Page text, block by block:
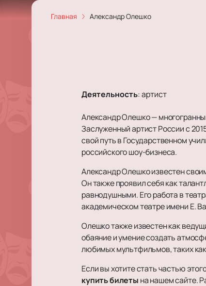
Главная Александр Олешко
Деятельность:артист
Александр Олешко —
Заслуженный артист России с
свой путь в Государственном
российского шоу-бизнеса.
Александр Олешко известен
Он также проявил себя как
равнодушными. Его работа в
академическом театре имени Е.
Олешко также известен как
обаяние и умение создать
любимых мультфильмов, таких
Если вы хотите стать частью
купить билеты на нашем сайте.